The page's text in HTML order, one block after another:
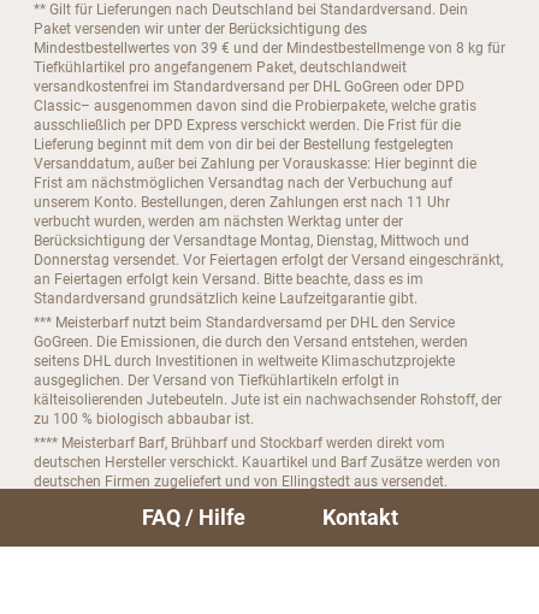
** Gilt für Lieferungen nach Deutschland bei Standardversand. Dein
Paket versenden wir unter der Berücksichtigung des
Mindestbestellwertes von 39 € und der Mindestbestellmenge von 8 kg für
Tiefkühlartikel pro angefangenem Paket, deutschlandweit
versandkostenfrei im Standardversand per DHL GoGreen oder DPD
Classic– ausgenommen davon sind die Probierpakete, welche gratis
ausschließlich per DPD Express verschickt werden. Die Frist für die
Lieferung beginnt mit dem von dir bei der Bestellung festgelegten
Versanddatum, außer bei Zahlung per Vorauskasse: Hier beginnt die
Frist am nächstmöglichen Versandtag nach der Verbuchung auf
unserem Konto. Bestellungen, deren Zahlungen erst nach 11 Uhr
verbucht wurden, werden am nächsten Werktag unter der
Berücksichtigung der Versandtage Montag, Dienstag, Mittwoch und
Donnerstag versendet. Vor Feiertagen erfolgt der Versand eingeschränkt,
an Feiertagen erfolgt kein Versand. Bitte beachte, dass es im
Standardversand grundsätzlich keine Laufzeitgarantie gibt.
*** Meisterbarf nutzt beim Standardversamd per DHL den Service
GoGreen. Die Emissionen, die durch den Versand entstehen, werden
seitens DHL durch Investitionen in weltweite Klimaschutzprojekte
ausgeglichen. Der Versand von Tiefkühlartikeln erfolgt in
kälteisolierenden Jutebeuteln. Jute ist ein nachwachsender Rohstoff, der
zu 100 % biologisch abbaubar ist.
**** Meisterbarf Barf, Brühbarf und Stockbarf werden direkt vom
deutschen Hersteller verschickt. Kauartikel und Barf Zusätze werden von
deutschen Firmen zugeliefert und von Ellingstedt aus versendet.
***** Bitte beachte, das du dein Abo nur bis zu 4 Tage vor der nächsten
Folgebestellung kündigen kannst.
FAQ / Hilfe Kontakt